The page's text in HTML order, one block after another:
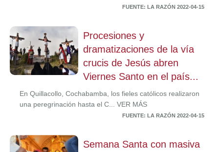
FUENTE: LA RAZÓN 2022-04-15
Procesiones y
dramatizaciones de la vía
crucis de Jesús abren
Viernes Santo en el país...
En Quillacollo, Cochabamba, los fieles católicos realizaron
una peregrinación hasta el C... VER MÁS
FUENTE: LA RAZÓN 2022-04-15
Semana Santa con masiva